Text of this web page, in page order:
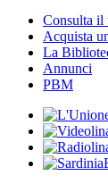
Consulta il
Acquista
La
Annunci
PBM